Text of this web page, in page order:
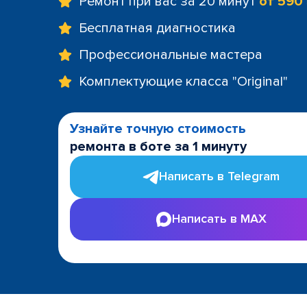
Бесплатная диагностика
Профессиональные мастера
Комплектующие класса "Original"
Узнайте точную стоимость
ремонта в боте за 1 минуту
Написать в Telegram
Написать в MAX